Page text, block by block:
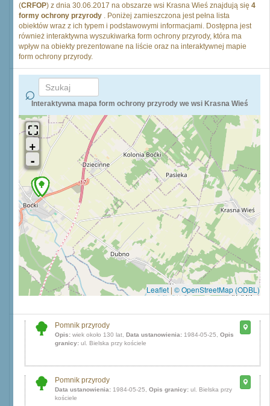
(CRFOP) z dnia 30.06.2017 na obszarze wsi Krasna Wieś znajdują się 4
formy ochrony przyrody . Poniżej zamieszczona jest pełna lista
obiektów wraz z ich typem i podstawowymi informacjami. Dostępna jest
również interaktywna wyszukiwarka form ochrony przyrody, która ma
wpływ na obiekty prezentowane na liście oraz na interaktywnej mapie
form ochrony przyrody.
Interaktywna mapa form ochrony przyrody we wsi Krasna Wieś
Leaflet | © OpenStreetMap (ODBL)
Pomnik przyrody
Opis: wiek około 130 lat, Data ustanowienia: 1984-05-25, Opis
granicy: ul. Bielska przy kościele
Pomnik przyrody
Data ustanowienia: 1984-05-25, Opis granicy: ul. Bielska przy
kościele